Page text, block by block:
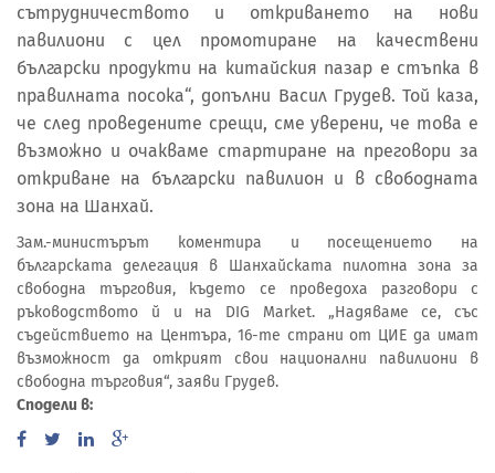
сътрудничеството и откриването на нови
павилиони с цел промотиране на качествени
български продукти на китайския пазар е стъпка в
правилната посока“, допълни Васил Грудев. Той каза,
че след проведените срещи, сме уверени, че това е
възможно и очакваме стартиране на преговори за
откриване на български павилион и в свободната
зона на Шанхай.
Зам.-министърът коментира и посещението на
българската делегация в Шанхайската пилотна зона за
свободна търговия, където се проведоха разговори с
ръководството й и на DIG Market. „Надяваме се, със
съдействието на Центъра, 16-те страни от ЦИЕ да имат
възможност да открият свои национални павилиони в
свободна търговия“, заяви Грудев.
Сподели в: